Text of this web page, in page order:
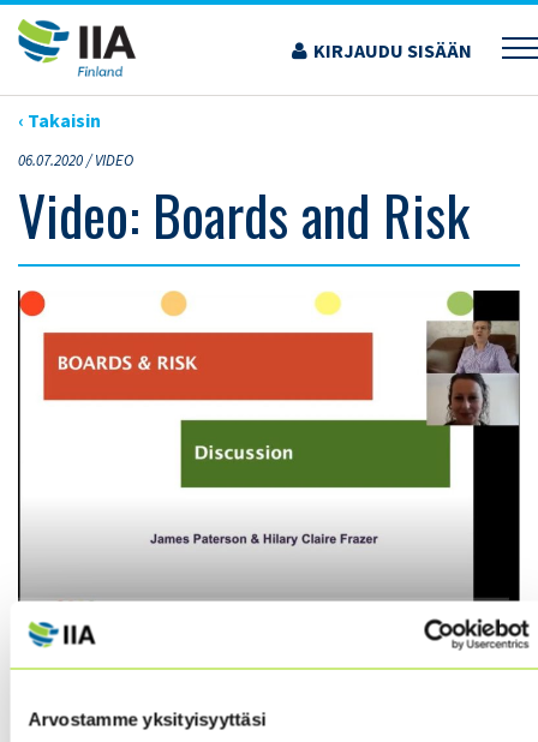
Arvostamme yksityisyyttäsi
Siirry
sisältöön
KIRJAUDU SISÄÄN
›ARTIKKELIT›VIDEO: BOARDS AND RISK
‹ Takaisin
06.07.2020 /VIDEO
Video: Boards and Risk
James Paterson and Hilary Claire Frazer are discussing
about
Boards and Risk, and